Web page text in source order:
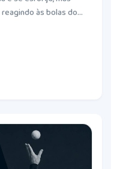
às bolas do...